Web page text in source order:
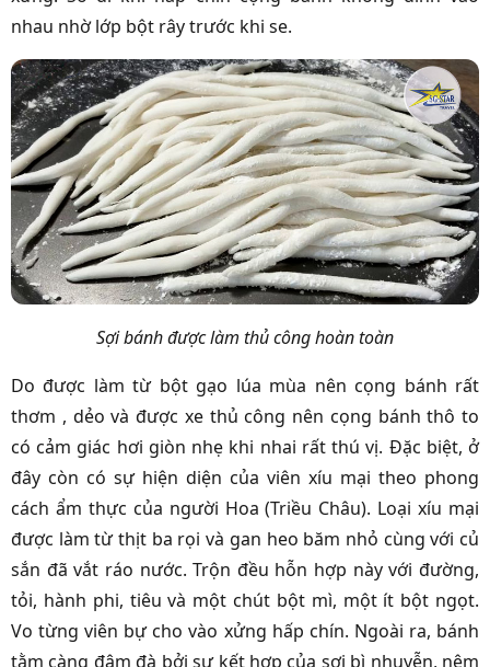
nhau nhờ lớp bột rây trước khi se.
Sợi bánh được làm thủ công hoàn toàn
Do được làm từ bột gạo lúa mùa nên cọng bánh rất
thơm , dẻo và được xe thủ công nên cọng bánh thô to
có cảm giác hơi giòn nhẹ khi nhai rất thú vị. Đặc biệt, ở
đây còn có sự hiện diện của viên xíu mại theo phong
cách ẩm thực của người Hoa (Triều Châu). Loại xíu mại
được làm từ thịt ba rọi và gan heo băm nhỏ cùng với củ
sắn đã vắt ráo nước. Trộn đều hỗn hợp này với đường,
tỏi, hành phi, tiêu và một chút bột mì, một ít bột ngọt.
Vo từng viên bự cho vào xửng hấp chín. Ngoài ra, bánh
tằm càng đậm đà bởi sự kết hợp của sợi bì nhuyễn, nêm